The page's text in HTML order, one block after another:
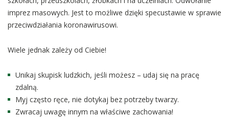
imprez masowych. Jest to możliwe dzięki specustawie w sprawie
przeciwdziałania koronawirusowi.
Wiele jednak zależy od Ciebie!
Unikaj skupisk ludzkich, jeśli możesz – udaj się na pracę
zdalną.
Myj często ręce, nie dotykaj bez potrzeby twarzy.
Zwracaj uwagę innym na właściwe zachowania!